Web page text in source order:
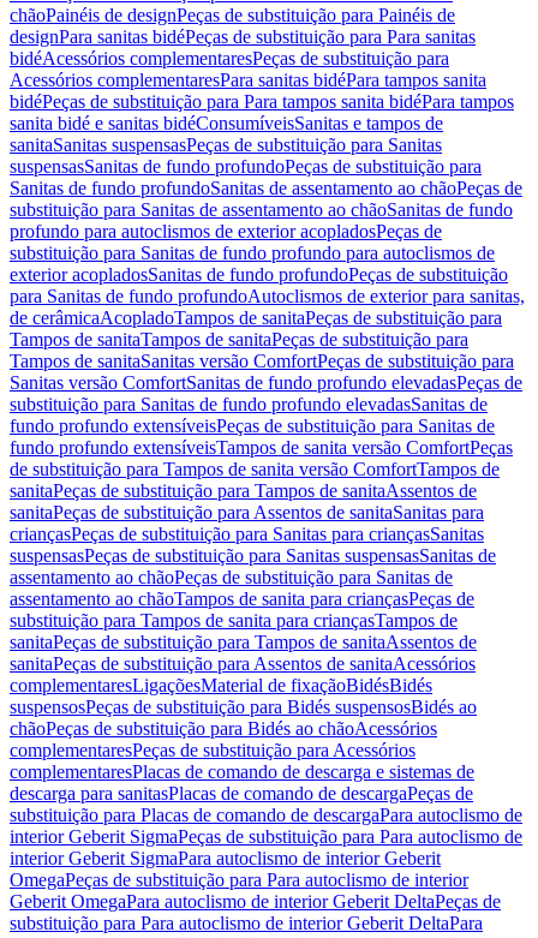
chãoPainéis de designPeças de substituição para Painéis de
designPara sanitas bidéPeças de substituição para Para sanitas
bidéAcessórios complementaresPeças de substituição para
Acessórios complementaresPara sanitas bidéPara tampos sanita
bidéPeças de substituição para Para tampos sanita bidéPara tampos
sanita bidé e sanitas bidéConsumíveisSanitas e tampos de
sanitaSanitas suspensasPeças de substituição para Sanitas
suspensasSanitas de fundo profundoPeças de substituição para
Sanitas de fundo profundoSanitas de assentamento ao chãoPeças de
substituição para Sanitas de assentamento ao chãoSanitas de fundo
profundo para autoclismos de exterior acopladosPeças de
substituição para Sanitas de fundo profundo para autoclismos de
exterior acopladosSanitas de fundo profundoPeças de substituição
para Sanitas de fundo profundoAutoclismos de exterior para sanitas,
de cerâmicaAcopladoTampos de sanitaPeças de substituição para
Tampos de sanitaTampos de sanitaPeças de substituição para
Tampos de sanitaSanitas versão ComfortPeças de substituição para
Sanitas versão ComfortSanitas de fundo profundo elevadasPeças de
substituição para Sanitas de fundo profundo elevadasSanitas de
fundo profundo extensíveisPeças de substituição para Sanitas de
fundo profundo extensíveisTampos de sanita versão ComfortPeças
de substituição para Tampos de sanita versão ComfortTampos de
sanitaPeças de substituição para Tampos de sanitaAssentos de
sanitaPeças de substituição para Assentos de sanitaSanitas para
criançasPeças de substituição para Sanitas para criançasSanitas
suspensasPeças de substituição para Sanitas suspensasSanitas de
assentamento ao chãoPeças de substituição para Sanitas de
assentamento ao chãoTampos de sanita para criançasPeças de
substituição para Tampos de sanita para criançasTampos de
sanitaPeças de substituição para Tampos de sanitaAssentos de
sanitaPeças de substituição para Assentos de sanitaAcessórios
complementaresLigaçõesMaterial de fixaçãoBidésBidés
suspensosPeças de substituição para Bidés suspensosBidés ao
chãoPeças de substituição para Bidés ao chãoAcessórios
complementaresPeças de substituição para Acessórios
complementaresPlacas de comando de descarga e sistemas de
descarga para sanitasPlacas de comando de descargaPeças de
substituição para Placas de comando de descargaPara autoclismo de
interior Geberit SigmaPeças de substituição para Para autoclismo de
interior Geberit SigmaPara autoclismo de interior Geberit
OmegaPeças de substituição para Para autoclismo de interior
Geberit OmegaPara autoclismo de interior Geberit DeltaPeças de
substituição para Para autoclismo de interior Geberit DeltaPara